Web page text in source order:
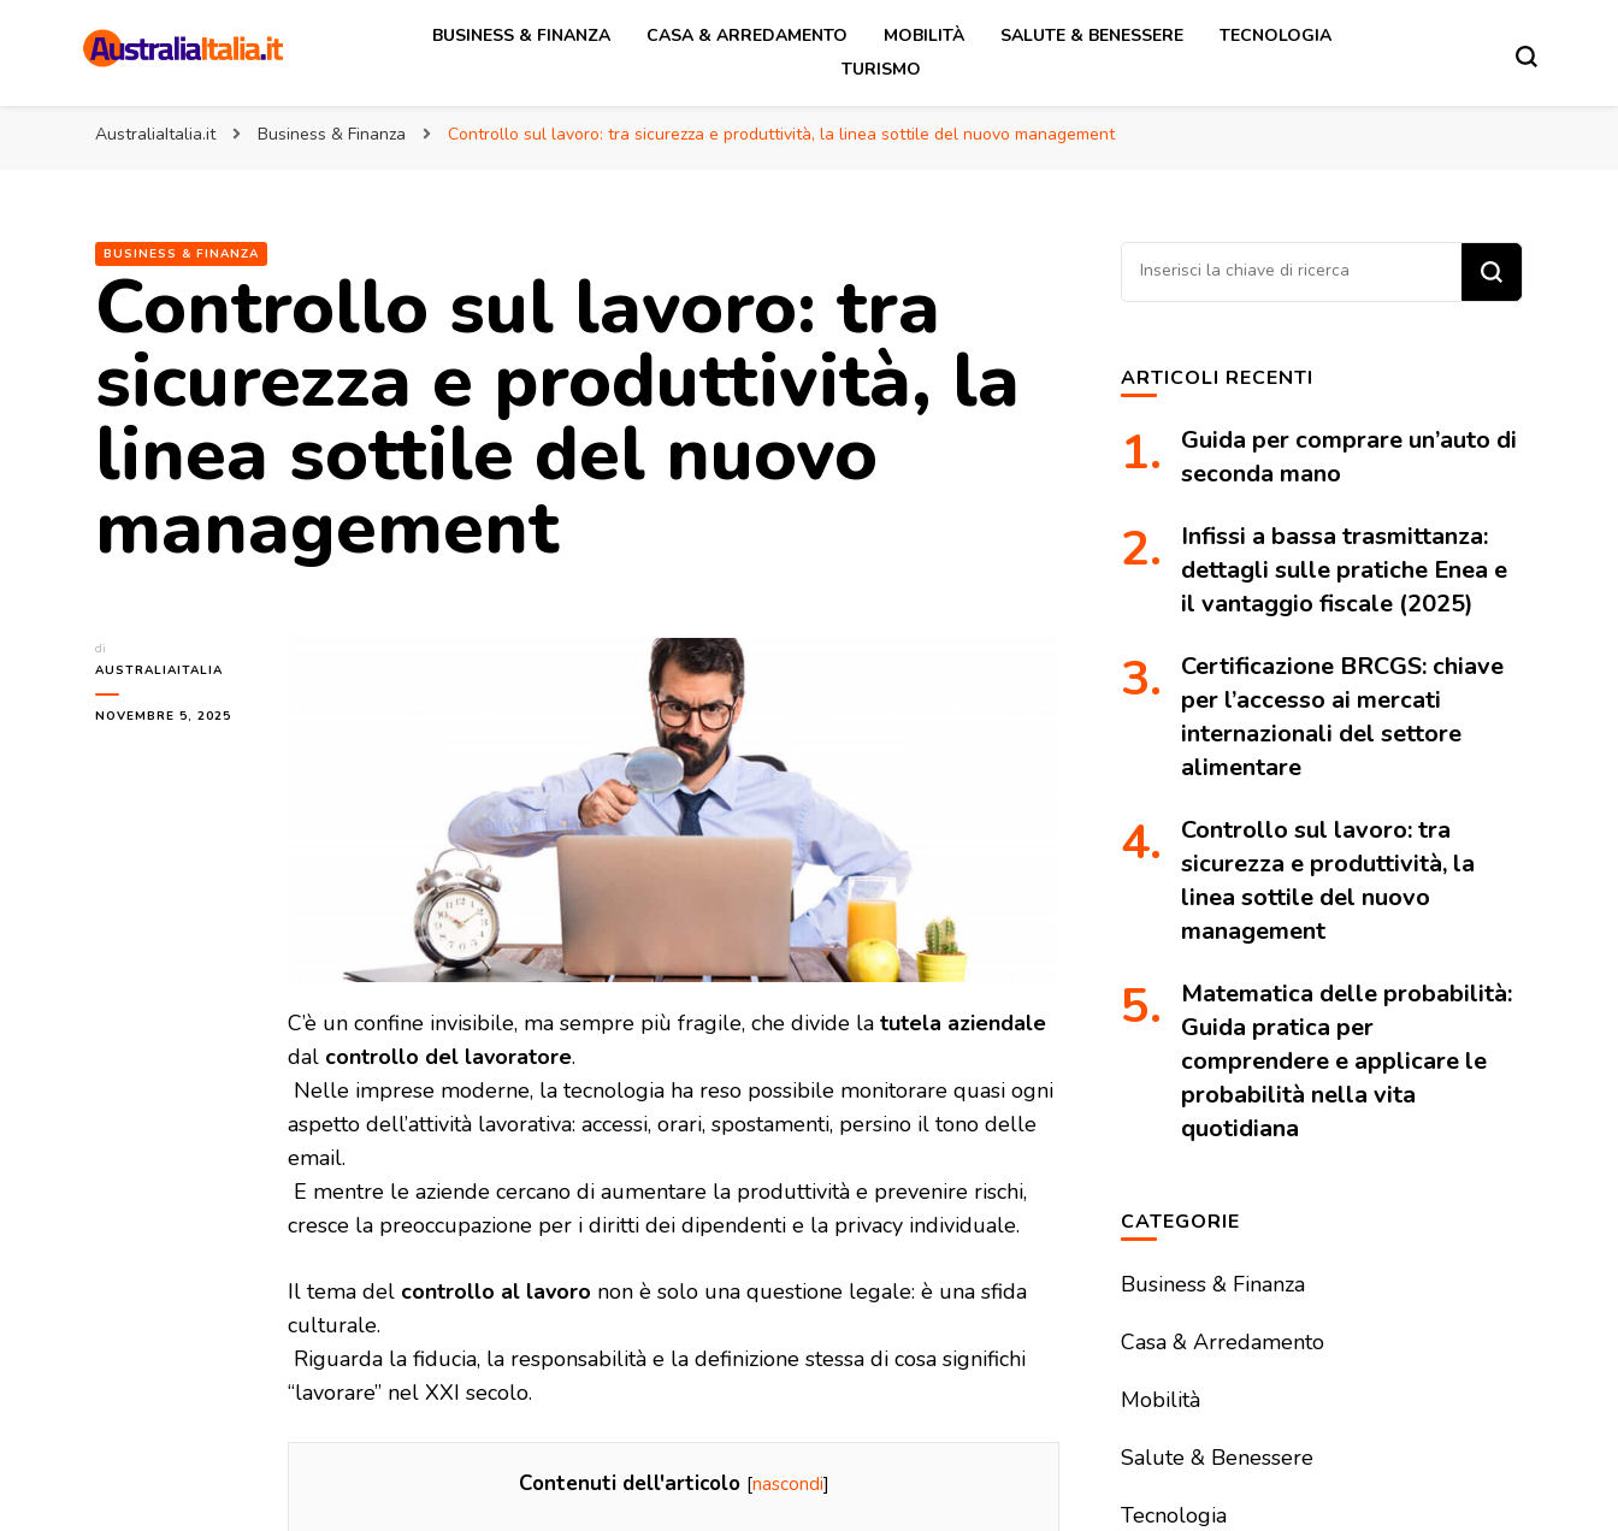
BUSINESS & FINANZA CASA & ARREDAMENTO MOBILITÀ SALUTE & BENESSERE
TECNOLOGIA
TURISMO
AustraliaItalia.it Business & Finanza Controllo sul lavoro: tra sicurezza e produttività, la linea sottile del nuovo management
BUSINESS & FINANZA
Controllo sul lavoro: tra
sicurezza e produttività, la
linea sottile del nuovo
management
di
AUSTRALIAITALIA
NOVEMBRE 5, 2025
C’è un confine invisibile, ma sempre più fragile, che divide la tutela aziendale
dal controllo del lavoratore.
Nelle imprese moderne, la tecnologia ha reso possibile monitorare quasi ogni
aspetto dell’attività lavorativa: accessi, orari, spostamenti, persino il tono delle
email.
E mentre le aziende cercano di aumentare la produttività e prevenire rischi,
cresce la preoccupazione per i diritti dei dipendenti e la privacy individuale.
Il tema del controllo al lavoro non è solo una questione legale: è una sfida
culturale.
Riguarda la fiducia, la responsabilità e la definizione stessa di cosa significhi
“lavorare” nel XXI secolo.
Contenuti dell'articolo [nascondi]
Cerchi
qualcosa?
ARTICOLI RECENTI
Guida per comprare un’auto di
seconda mano
Infissi a bassa trasmittanza:
dettagli sulle pratiche Enea e
il vantaggio fiscale (2025)
Certificazione BRCGS: chiave
per l’accesso ai mercati
internazionali del settore
alimentare
Controllo sul lavoro: tra
sicurezza e produttività, la
linea sottile del nuovo
management
Matematica delle probabilità:
Guida pratica per
comprendere e applicare le
probabilità nella vita
quotidiana
CATEGORIE
Business & Finanza
Casa & Arredamento
Mobilità
Salute & Benessere
Tecnologia